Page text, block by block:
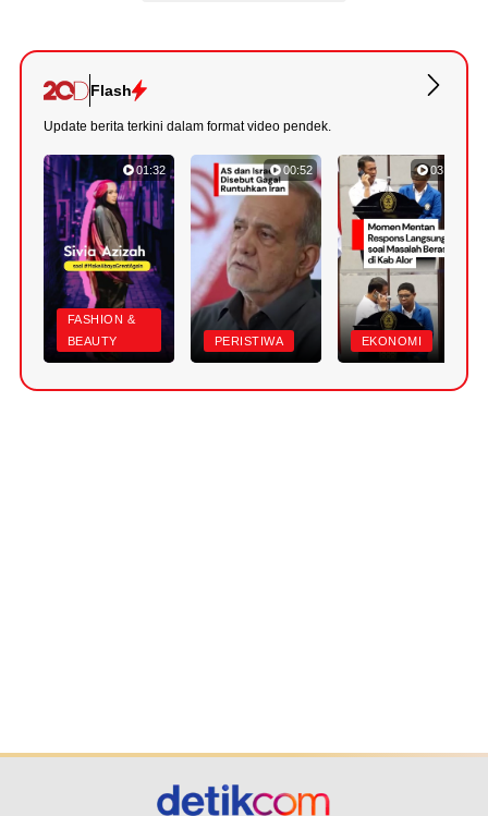
Flash
Update berita terkini dalam format video pendek.
01:32
FASHION &
BEAUTY
00:52
PERISTIWA
03:22
EKONOMI